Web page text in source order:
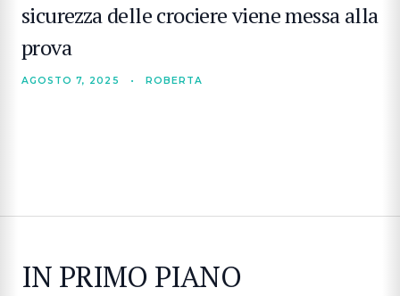
sicurezza delle crociere viene messa alla
prova
AGOSTO 7, 2025 • ROBERTA
IN PRIMO PIANO